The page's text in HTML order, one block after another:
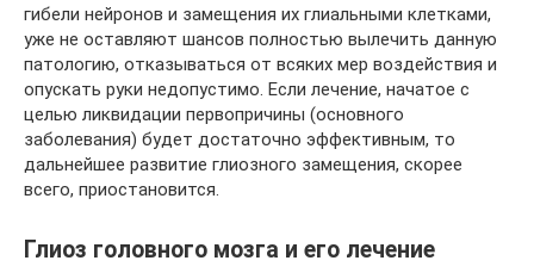
гибели нейронов и замещения их глиальными клетками,
уже не оставляют шансов полностью вылечить данную
патологию, отказываться от всяких мер воздействия и
опускать руки недопустимо. Если лечение, начатое с
целью ликвидации первопричины (основного
заболевания) будет достаточно эффективным, то
дальнейшее развитие глиозного замещения, скорее
всего, приостановится.
Глиоз головного мозга и его лечение